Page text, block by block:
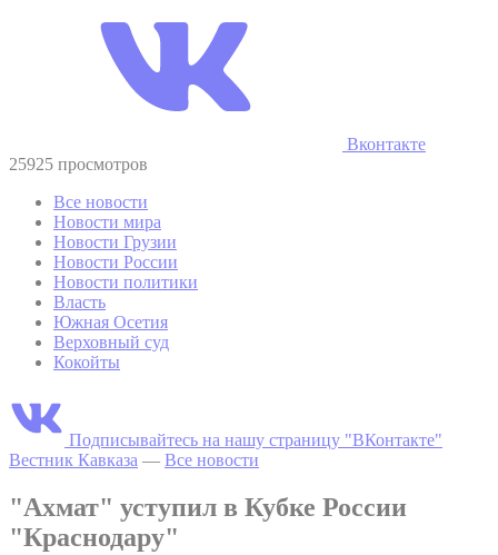
Вконтакте
25925 просмотров
Все новости
Новости мира
Новости Грузии
Новости России
Новости политики
Власть
Южная Осетия
Верховный суд
Кокойты
Подписывайтесь на нашу страницу "ВКонтакте"
Вестник Кавказа — Все новости
"Ахмат" уступил в Кубке России
"Краснодару"